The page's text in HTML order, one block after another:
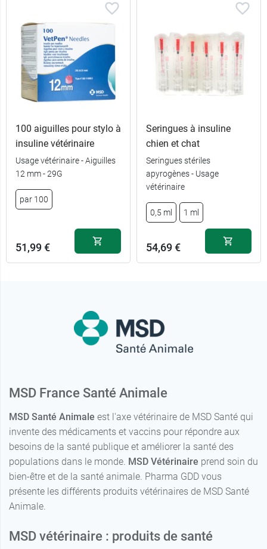
comprimés
13,95 €
20
8 UI 19,90 €
16 UI 19,90 €
100 aiguilles pour stylo à
insuline vétérinaire
Usage vétérinaire - Aiguilles
12 mm - 29G
par 100
51,99 €
Seringues à insuline
chien et chat
Seringues stériles
apyrogènes - Usage
vétérinaire
0,5 ml 1 ml
54,69 €
0,5 ml 54,69 €
1 ml 54,69 €
MSD France Santé Animale
MSD Santé Animale est l'axe vétérinaire de MSD Santé qui
invente des médicaments et vaccins pour répondre aux
besoins de la santé publique et améliorer la santé des
populations dans le monde. MSD Vétérinaire prend soin du
bien-être et de la santé animale. Pharma GDD vous
présente les différents produits vétérinaires de MSD Santé
Animale.
MSD vétérinaire : produits de santé